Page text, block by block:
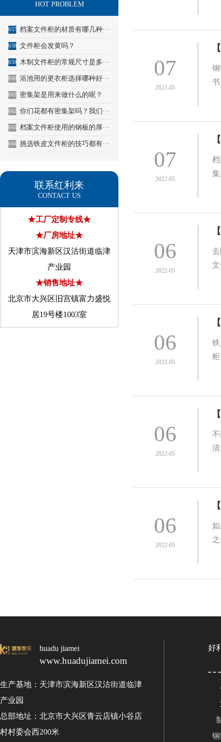
HOT PROBLEM
657 档案文件柜的材质有哪几种···
658 文件柜会发黄吗？
659 木制文件柜的常规尺寸是多···
660 浴池用的更衣柜选择哪种好···
661 密集架是用来做什么的呢？
662 你们花都有密集架吗？我们···
663 档案文件柜使用的钢板的厚···
664 挑选铁皮文件柜的技巧都有···
联系红利来
CONTACT US
★工厂定制专线★
★厂房地址★
天津市滨海新区汉沽街道临津
产业园
★销售地址★
北京市大兴区旧宫镇富力盛悦
居19号楼1003室
07
2022-05
07
2022-05
06
2022-05
06
2022-05
06
2022-05
06
2022-05
huadu jiamei
www.huadujiamei.com
生产基地：天津市滨海新区汉沽街道临津
产业园
总部地址：北京市大兴区青云店镇小谷店
村村委会西200米
好